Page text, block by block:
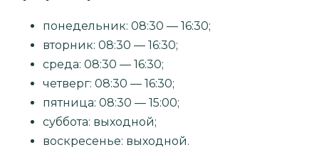
понедельник: 08:30 — 16:30;
вторник: 08:30 — 16:30;
среда: 08:30 — 16:30;
четверг: 08:30 — 16:30;
пятница: 08:30 — 15:00;
суббота: выходной;
воскресенье: выходной.